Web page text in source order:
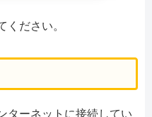
ください。
ターネットに接続してい